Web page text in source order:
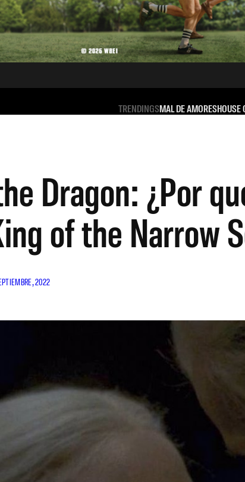
TRENDINGSMAL DE AMORESHOUSE
Dragon: ¿Por
of the Narrow
2022